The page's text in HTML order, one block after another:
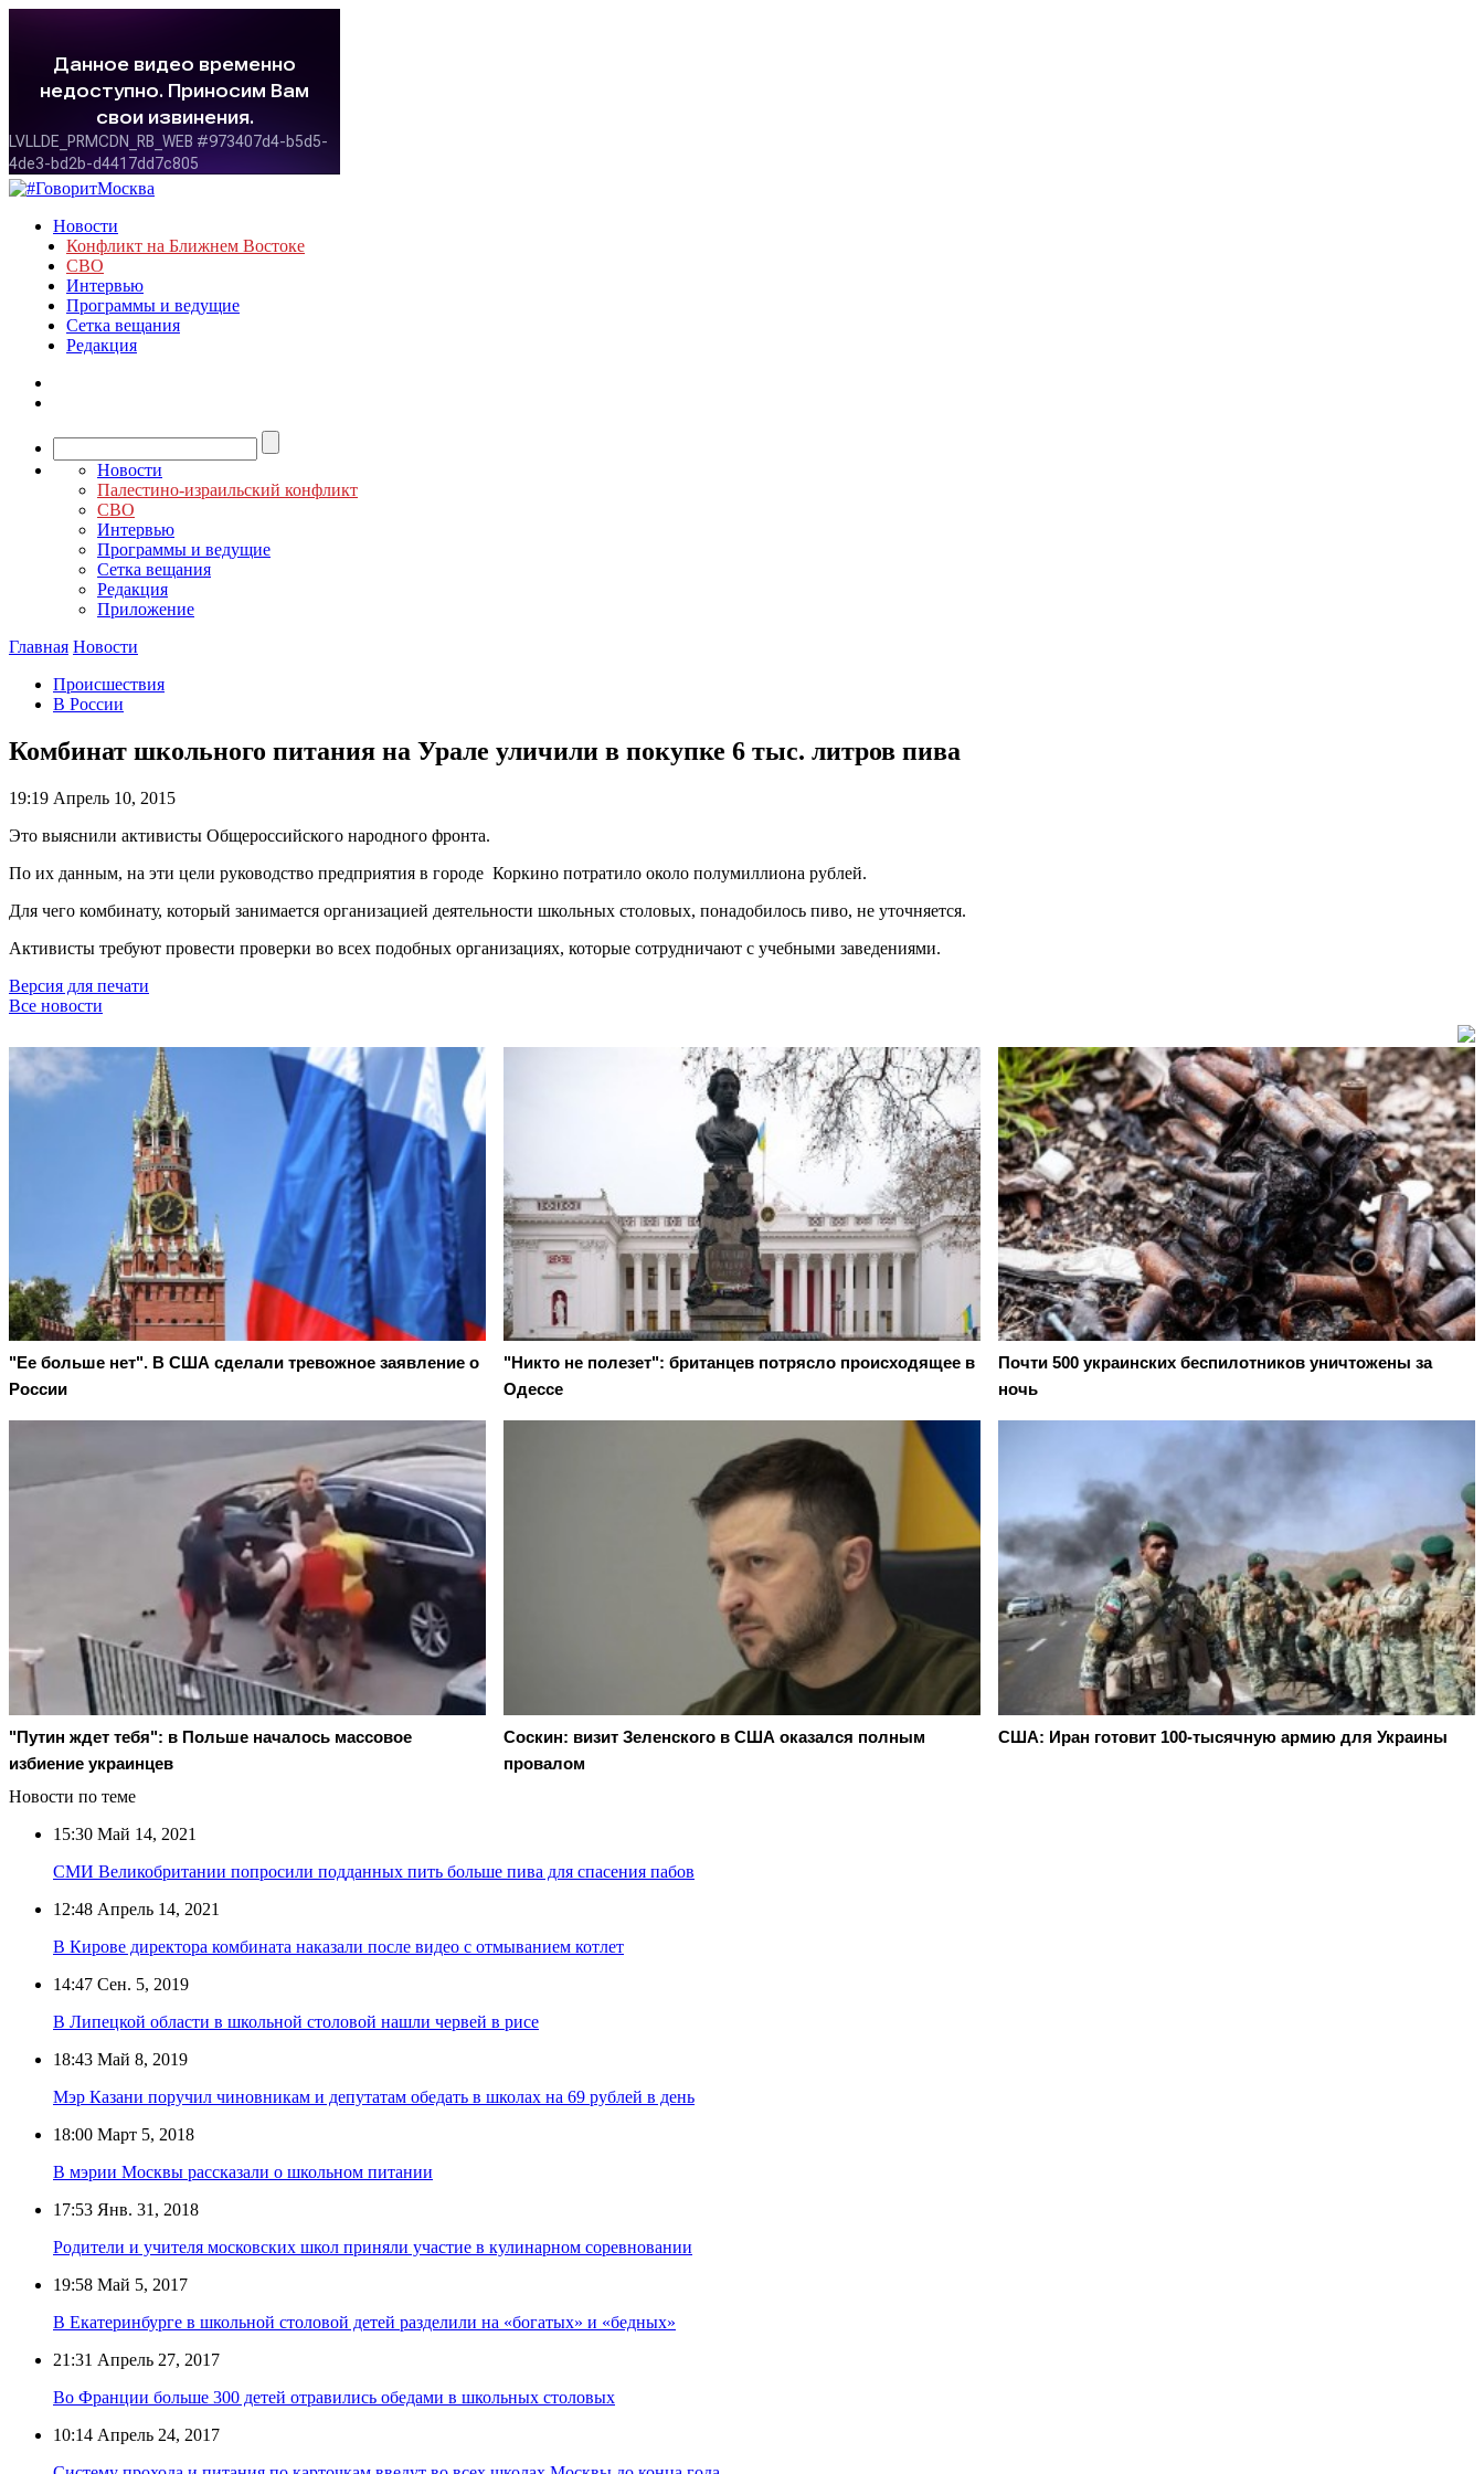
Новости
Конфликт на Ближнем Востоке
СВО
Интервью
Программы и ведущие
Сетка вещания
Редакция
Новости
Палестино-израильский конфликт
СВО
Интервью
Программы и ведущие
Сетка вещания
Редакция
Приложение
Главная Новости
Происшествия
В России
Комбинат школьного питания на Урале уличили в покупке 6 тыс. литров пива
19:19 Апрель 10, 2015
Это выяснили активисты Общероссийского народного фронта.
По их данным, на эти цели руководство предприятия в городе Коркино потратило около полумиллиона рублей.
Для чего комбинату, который занимается организацией деятельности школьных столовых, понадобилось пиво, не уточняется.
Активисты требуют провести проверки во всех подобных организациях, которые сотрудничают с учебными заведениями.
Версия для печати
Все новости
"Ее больше нет". В США сделали тревожное заявление о
России
"Никто не полезет": британцев потрясло происходящее в
Одессе
Почти 500 украинских беспилотников уничтожены за
ночь
"Путин ждет тебя": в Польше началось массовое
избиение украинцев
Соскин: визит Зеленского в США оказался полным
провалом
США: Иран готовит 100-тысячную армию для Украины
Новости по теме
15:30 Май 14, 2021
СМИ Великобритании попросили подданных пить больше пива для спасения пабов
12:48 Апрель 14, 2021
В Кирове директора комбината наказали после видео с отмыванием котлет
14:47 Сен. 5, 2019
В Липецкой области в школьной столовой нашли червей в рисе
18:43 Май 8, 2019
Мэр Казани поручил чиновникам и депутатам обедать в школах на 69 рублей в день
18:00 Март 5, 2018
В мэрии Москвы рассказали о школьном питании
17:53 Янв. 31, 2018
Родители и учителя московских школ приняли участие в кулинарном соревновании
19:58 Май 5, 2017
В Екатеринбурге в школьной столовой детей разделили на «богатых» и «бедных»
21:31 Апрель 27, 2017
Во Франции больше 300 детей отравились обедами в школьных столовых
10:14 Апрель 24, 2017